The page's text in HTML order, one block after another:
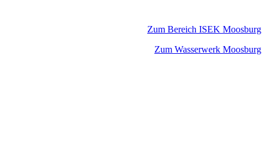
Zum Bereich ISEK Moosburg
Zum Wasserwerk Moosburg